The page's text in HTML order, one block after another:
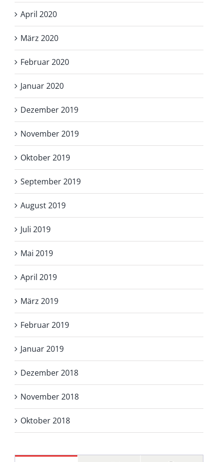
April 2020
März 2020
Februar 2020
Januar 2020
Dezember 2019
November 2019
Oktober 2019
September 2019
August 2019
Juli 2019
Mai 2019
April 2019
März 2019
Februar 2019
Januar 2019
Dezember 2018
November 2018
Oktober 2018